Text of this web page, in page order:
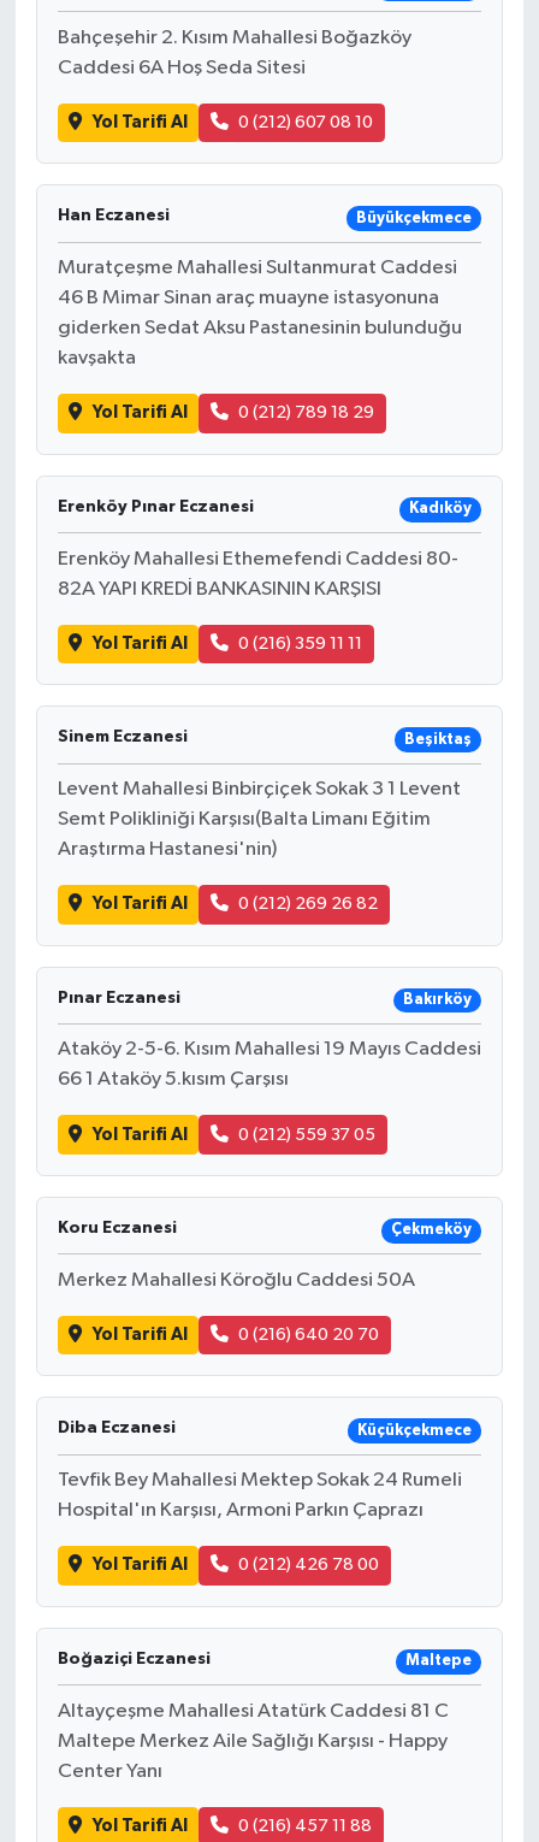
Bahçeşehir 2. Kısım Mahallesi Boğazköy
Caddesi 6A Hoş Seda Sitesi
Yol Tarifi Al 0 (212) 607 08 10
Han Eczanesi Büyükçekmece
Muratçeşme Mahallesi Sultanmurat Caddesi
46 B Mimar Sinan araç muayne istasyonuna
giderken Sedat Aksu Pastanesinin bulunduğu
kavşakta
Yol Tarifi Al 0 (212) 789 18 29
Erenköy Pınar Eczanesi Kadıköy
Erenköy Mahallesi Ethemefendi Caddesi 80-
82A YAPI KREDİ BANKASININ KARŞISI
Yol Tarifi Al 0 (216) 359 11 11
Sinem Eczanesi Beşiktaş
Levent Mahallesi Binbirçiçek Sokak 3 1 Levent
Semt Polikliniği Karşısı(Balta Limanı Eğitim
Araştırma Hastanesi'nin)
Yol Tarifi Al 0 (212) 269 26 82
Pınar Eczanesi Bakırköy
Ataköy 2-5-6. Kısım Mahallesi 19 Mayıs Caddesi
66 1 Ataköy 5.kısım Çarşısı
Yol Tarifi Al 0 (212) 559 37 05
Koru Eczanesi Çekmeköy
Merkez Mahallesi Köroğlu Caddesi 50A
Yol Tarifi Al 0 (216) 640 20 70
Diba Eczanesi Küçükçekmece
Tevfik Bey Mahallesi Mektep Sokak 24 Rumeli
Hospital'ın Karşısı, Armoni Parkın Çaprazı
Yol Tarifi Al 0 (212) 426 78 00
Boğaziçi Eczanesi Maltepe
Altayçeşme Mahallesi Atatürk Caddesi 81 C
Maltepe Merkez Aile Sağlığı Karşısı - Happy
Center Yanı
Yol Tarifi Al 0 (216) 457 11 88